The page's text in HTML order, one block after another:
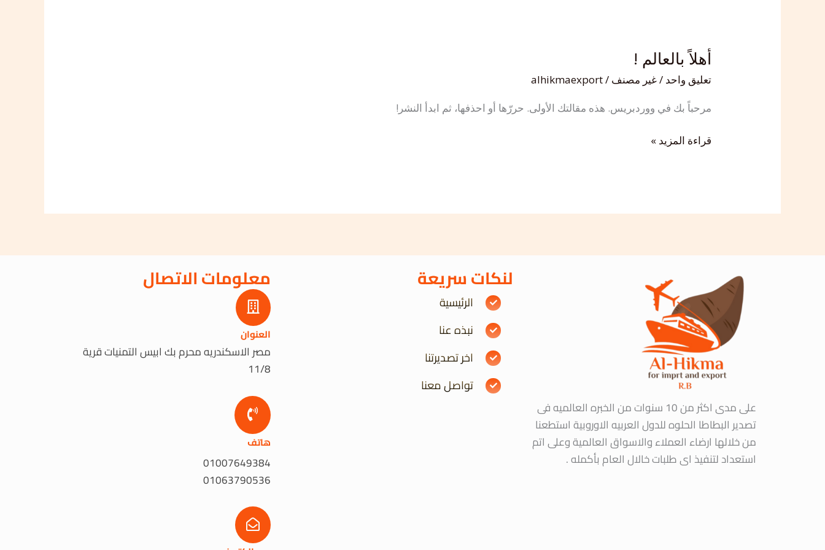
أهلاً بالعالم !
تعليق واحد /غير مصنف /
alhikmaexport
مرحباً بك في ووردبريس. هذه مقالتك الأولى. حررّها أو احذفها، ثم ابدأ النشر!
أهلاً
بالعالم
قراءة المزيد »
على مدى اكثر من 10 سنوات من الخبره العالميه فى
تصدير البطاطا الحلوه للدول العربيه الاوروبية استطعنا
من خلالها ارضاء العملاء والاسواق العالمية وعلى اتم
استعداد لتنفيذ اى طلبات خالال العام بأكمله .
لنكات سريعة
الرئيسية
نبذه عنا
اخر تصديرتنا
تواصل معنا
معلومات الاتصال
العنوان
مصر الاسكندريه محرم بك ابيس التمنيات قرية
11/8
هاتف
01007649384
01063790536